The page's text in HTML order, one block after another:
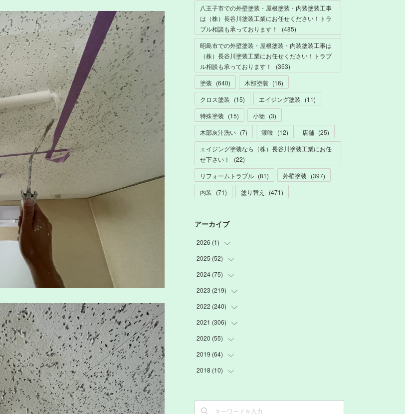
八王子市での外壁塗装・屋根塗装・内装塗装工事
は（株）長谷川塗装工業にお任せください！トラ
ブル相談も承っております！
(485)
昭島市での外壁塗装・屋根塗装・内装塗装工事は
（株）長谷川塗装工業にお任せください！トラブ
ル相談も承っております！
(353)
塗装 (640) 木部塗装 (16)
クロス塗装 (15) エイジング塗装 (11)
特殊塗装 (15) 小物 (3)
木部灰汁洗い (7) 漆喰 (12) 店舗 (25)
エイジング塗装なら（株）長谷川塗装工業にお任
せ下さい！
(22)
リフォームトラブル (81) 外壁塗装 (397)
内装 (71) 塗り替え (471)
アーカイブ
2026 (1)
(1
2025 (52)
(3
(2)
(6)
(22
(16
)
(3
2024 (75)
(9)
(13
(12
(1
(4
(16
2023 (219)
(20
(18
(15
)
(13
)
(19
)
(20)
2022 (240)
(21
(20
)
(20
)
(20
)
(20)
2021 (306)
(24
)
(26
)
(23
)
(24)
2020 (55)
(3
(2
(3)
2019 (64)
(3
(15)
2018 (10)
(6)